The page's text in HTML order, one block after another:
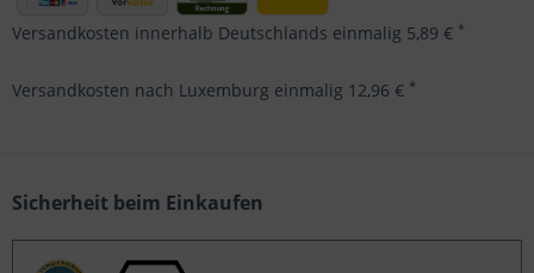
Versandkosten innerhalb Deutschlands einmalig 5,89 € *
Versandkosten nach Luxemburg einmalig 12,96 € *
Sicherheit beim Einkaufen